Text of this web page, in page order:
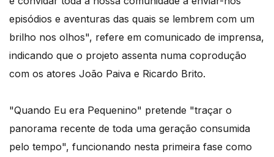
episódios e aventuras das quais se lembrem com um
brilho nos olhos", refere em comunicado de imprensa,
indicando que o projeto assenta numa coprodução
com os atores João Paiva e Ricardo Brito.
"Quando Eu era Pequenino" pretende "traçar o
panorama recente de toda uma geração consumida
pelo tempo", funcionando nesta primeira fase como